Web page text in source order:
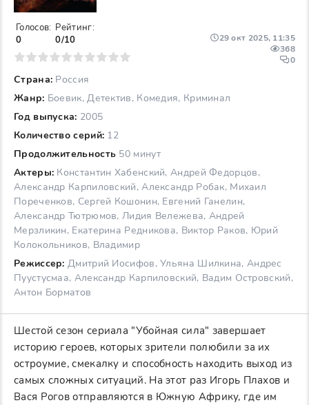
Страна: Россия
Жанр: Боевик, Детектив, Комедия, Криминал
Год выпуска: 2005
Количество серий: 12
Продолжительность 50 минут
Актеры: Константин Хабенский, Андрей Федорцов,
Александр Карпиловский, Александр Робак, Михаил
Пореченков, Сергей Кошонин, Евгений Ганелин,
Александр Тютрюмов, Лидия Вележева, Андрей
Мерзликин, Екатерина Редникова, Виктор Раков, Юрий
Колокольников, Владимир
Режиссер: Дмитрий Иосифов, Ульяна Шилкина, Андрес
Пуустусмаа, Александр Карпиловский, Вадим Островский,
Антон Борматов
29 окт 2025, 11:35
368
0
Голосов:
0
Рейтинг:
0/10
7 8 9 10
Шестой сезон сериала "Убойная сила" завершает
историю героев, которых зрители полюбили за их
остроумие, смекалку и способность находить выход из
самых сложных ситуаций. На этот раз Игорь Плахов и
Вася Рогов отправляются в Южную Африку, где им